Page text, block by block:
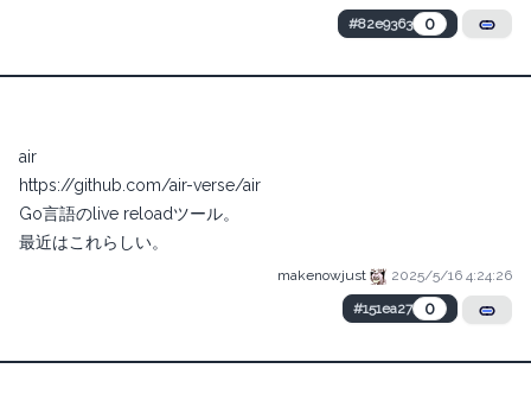
#82e9363
0
air
https://github.com/air-verse/air
Go言語のlive reloadツール。
最近はこれらしい。
makenowjust
2025/5/16 4:24:26
#151ea27
0